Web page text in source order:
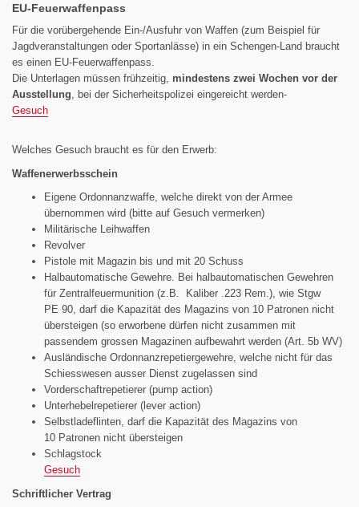
EU-Feuerwaffenpass
Für die vorübergehende Ein-/Ausfuhr von Waffen (zum Beispiel für
Jagdveranstaltungen oder Sportanlässe) in ein Schengen-Land braucht
es einen EU-Feuerwaffenpass.
Die Unterlagen müssen frühzeitig, mindestens zwei Wochen vor der
Ausstellung , bei der Sicherheitspolizei eingereicht werden-
Gesuch
Welches Gesuch braucht es für den Erwerb:
Waffenerwerbsschein
Eigene Ordonnanzwaffe, welche direkt von der Armee
übernommen wird (bitte auf Gesuch vermerken)
Militärische Leihwaffen
Revolver
Pistole mit Magazin bis und mit 20 Schuss
Halbautomatische Gewehre. Bei halbautomatischen Gewehren
für Zentralfeuermunition (z.B. Kaliber .223 Rem.), wie Stgw
PE 90, darf die Kapazität des Magazins von 10 Patronen nicht
übersteigen (so erworbene dürfen nicht zusammen mit
passendem grossen Magazinen aufbewahrt werden (Art. 5b WV)
Ausländische Ordonnanzrepetiergewehre, welche nicht für das
Schiesswesen ausser Dienst zugelassen sind
Vorderschaftrepetierer (pump action)
Unterhebelrepetierer (lever action)
Selbstladeflinten, darf die Kapazität des Magazins von
10 Patronen nicht übersteigen
Schlagstock
Gesuch
Schriftlicher Vertrag